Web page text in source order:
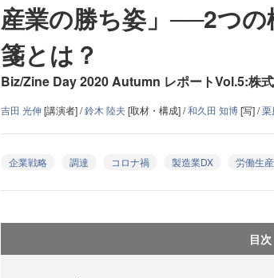
産業の勝ち姿」──2つ
箋とは？
Biz/Zine Day 2020 Autumn レポートVol.5:株
吉田 光伸 [講演者] /鈴木 陸夫 [取材・構成] /和久田 知博[写] /栗
企業戦略 調達 コロナ禍 製造業DX 労働生
目次